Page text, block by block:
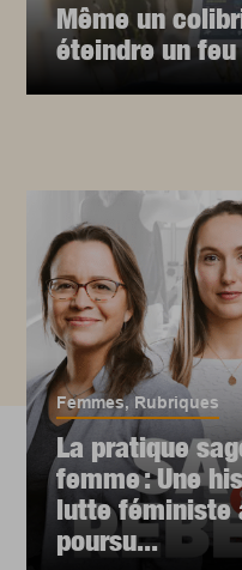
Même un
éteindre un feu
Femmes, Rubriques
La pratique
femme : Une
lutte féministe
poursu...